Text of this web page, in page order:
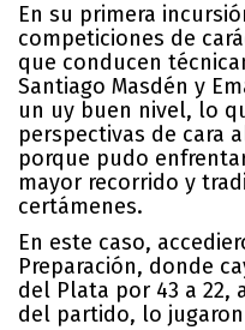
En su primera
competiciones de
que conducen
Santiago Masdén y
un uy buen nivel, lo
perspectivas de cara
porque pudo
mayor recorrido y
certámenes.
En este caso,
Preparación, donde
del Plata por 43 a 22,
del partido, lo